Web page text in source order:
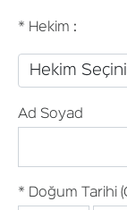
* Hekim :
Ad Soyad
* Doğum Tarihi